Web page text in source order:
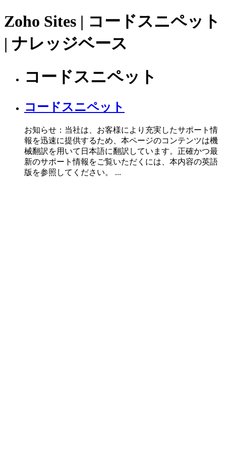
Zoho Sites | コードスニペット
| ナレッジベース
コードスニペット
コードスニペット
お知らせ：当社は、お客様により充実したサポート情
報を迅速に提供するため、本ページのコンテンツは機
械翻訳を用いて日本語に翻訳しています。正確かつ最
新のサポート情報をご覧いただくには、本内容の英語
版を参照してください。 ...